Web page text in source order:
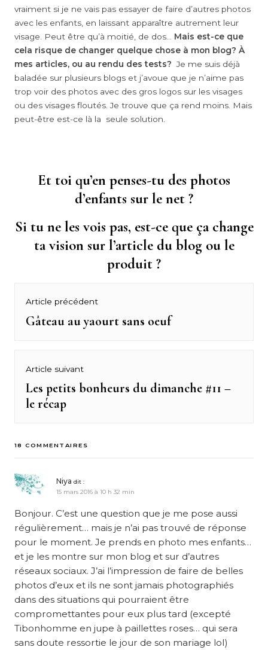
vraiment si je ne vais pas essayer de faire d’autres photos
avec les enfants, en laissant apparaître autrement leur
visage. Peut être qu’à moitié, de dos… Mais est-ce que
cela risque de changer quelque chose à mon blog? À
mes articles, ou au rendu des tests? Je me suis déjà
baladée sur plusieurs blogs et j’avoue que je n’aime pas
trop voir des photos avec des gros logos sur les visages
ou des visages floutés. Je trouve que ça rend moins. Mais
peut-être est-ce là la seule solution.
Et toi qu’en penses-tu des photos
d’enfants sur le net ?
Si tu ne les vois pas, est-ce que ça change
ta vision sur l’article du blog ou le
produit ?
Navigation
de
Article précédent
Previous
Gâteau au yaourt sans oeuf
Article suivant
Next
post:
Les petits bonheurs du dimanche #11 –
le récap
18 COMMENTAIRES
Niya dit :
15 mars 2016 à 10 h 32 min
Bonjour. C’est une question que je me pose aussi
régulièrement… mais je n’ai pas trouvé de réponse
pour le moment. Je prends en photo mes enfants…
et je les montre sur mon blog et sur d’autres
réseaux sociaux. J’ai l’impression de faire de belles
photos d’eux et ils ne sont jamais photographiés
dans des situations qui pourraient être
compromettantes pour eux plus tard (excepté
Tibonhomme en jupe à paillettes roses… qui sera
sans doute ressortie le jour de son mariage lol)